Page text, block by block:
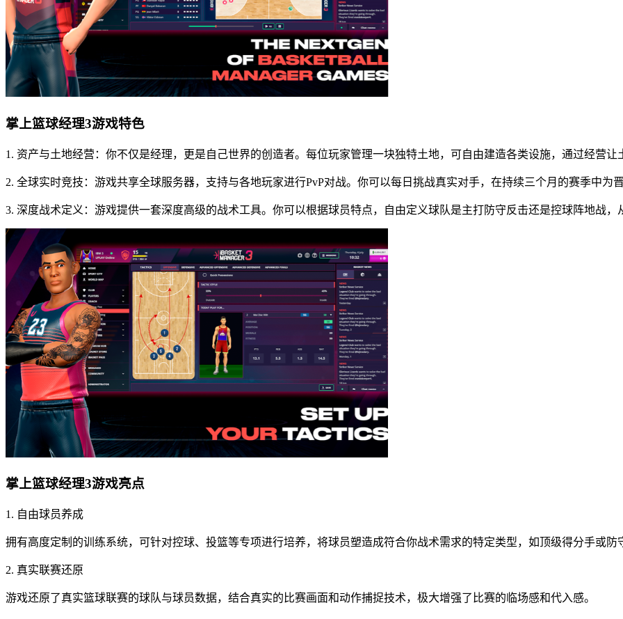
掌上篮球经理3游戏特色
1. 资产与土地经营：你不仅是经理，更是自己世界的创造者。每位玩家管理一块独特土地，可自由建造各类设施，通过经营
2. 全球实时竞技：游戏共享全球服务器，支持与各地玩家进行PvP对战。你可以每日挑战真实对手，在持续三个月的赛季中
3. 深度战术定义：游戏提供一套深度高级的战术工具。你可以根据球员特点，自由定义球队是主打防守反击还是控球阵地战
掌上篮球经理3游戏亮点
1. 自由球员养成
拥有高度定制的训练系统，可针对控球、投篮等专项进行培养，将球员塑造成符合你战术需求的特定类型，如顶级得分手或防
2. 真实联赛还原
游戏还原了真实篮球联赛的球队与球员数据，结合真实的比赛画面和动作捕捉技术，极大增强了比赛的临场感和代入感。